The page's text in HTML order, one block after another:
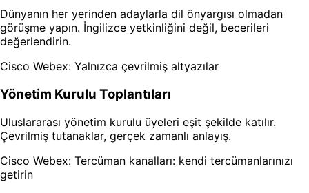
Dünyanın her yerinden adaylarla dil önyargısı olmadan
görüşme yapın. İngilizce yetkinliğini değil, becerileri
değerlendirin.
Cisco Webex: Yalnızca çevrilmiş altyazılar
Yönetim Kurulu Toplantıları
Uluslararası yönetim kurulu üyeleri eşit şekilde katılır.
Çevrilmiş tutanaklar, gerçek zamanlı anlayış.
Cisco Webex: Tercüman kanalları: kendi tercümanlarınızı
getirin